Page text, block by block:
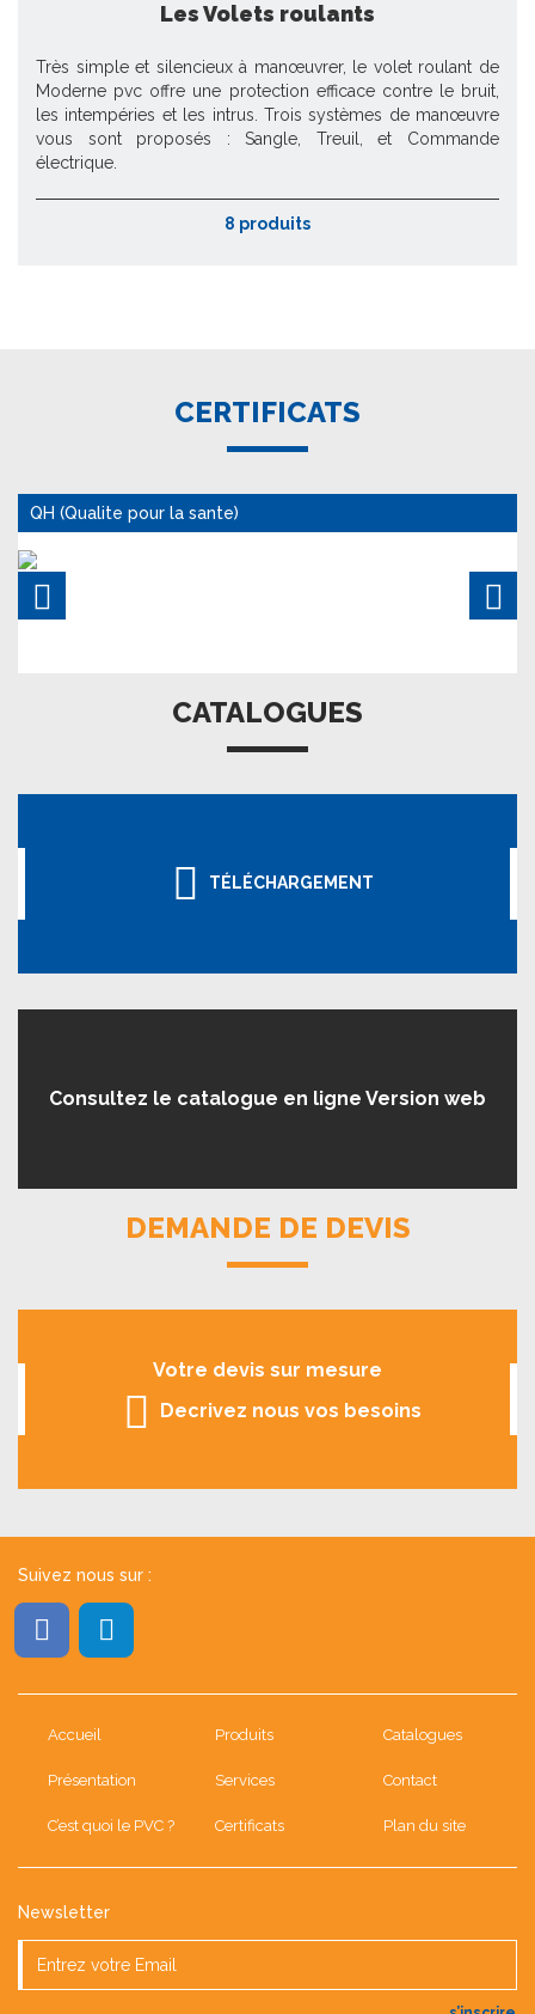
Les Volets roulants
Très simple et silencieux à manœuvrer, le volet roulant de
Moderne pvc offre une protection efficace contre le bruit,
les intempéries et les intrus. Trois systèmes de manœuvre
vous sont proposés : Sangle, Treuil, et Commande
électrique.
8 produits
CERTIFICATS
QH (Qualite pour la sante)
CATALOGUES
TÉLÉCHARGEMENT
Consultez le catalogue en ligne Version web
DEMANDE DE DEVIS
Votre devis sur mesure
Decrivez nous vos besoins
Suivez nous sur :
Accueil
Présentation
C’est quoi le PVC ?
Produits
Services
Certificats
Catalogues
Contact
Plan du site
Newsletter